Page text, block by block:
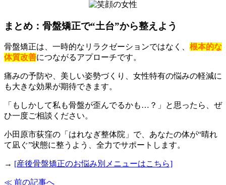
まとめ：骨盤矯正で“土台”から整えよう
骨盤矯正は、一時的なリラクゼーションではなく、 根本的な
体質改善につながるアプローチです。
痛みの予防や、美しい姿勢づくり、女性特有の悩みの軽減に
も大きな効果が期待できます。
「もしかして私も骨盤が歪んでるかも…？」と思ったら、ぜ
ひ一度ご相談ください。
小田原市荻窪の「はれなぎ整体院」で、あなたの体が“晴れ
て凪ぐ”状態に整うよう、全力でサポートします。
→ [産後骨盤矯正のお悩み別メニューはこちら]
≪ 前の記事へ